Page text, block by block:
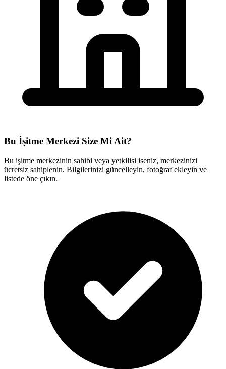
Bu İşitme Merkezi Size Mi Ait?
Bu işitme merkezinin sahibi veya yetkilisi iseniz, merkezinizi
ücretsiz sahiplenin. Bilgilerinizi güncelleyin, fotoğraf ekleyin ve
listede öne çıkın.